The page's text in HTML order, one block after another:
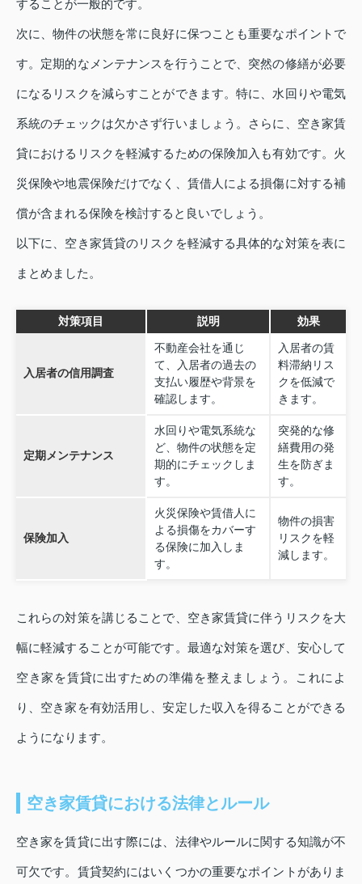
することが一般的です。
次に、物件の状態を常に良好に保つことも重要なポイントで
す。定期的なメンテナンスを行うことで、突然の修繕が必要
になるリスクを減らすことができます。特に、水回りや電気
系統のチェックは欠かさず行いましょう。さらに、空き家賃
貸におけるリスクを軽減するための保険加入も有効です。火
災保険や地震保険だけでなく、賃借人による損傷に対する補
償が含まれる保険を検討すると良いでしょう。
以下に、空き家賃貸のリスクを軽減する具体的な対策を表に
まとめました。
対策項目 説明 効果
入居者の信用調査
不動産会社を通じ
て、入居者の過去の
支払い履歴や背景を
確認します。
入居者の賃
料滞納リス
クを低減で
きます。
定期メンテナンス
水回りや電気系統な
ど、物件の状態を定
期的にチェックしま
す。
突発的な修
繕費用の発
生を防ぎま
す。
保険加入
火災保険や賃借人に
よる損傷をカバーす
る保険に加入しま
す。
物件の損害
リスクを軽
減します。
これらの対策を講じることで、空き家賃貸に伴うリスクを大
幅に軽減することが可能です。最適な対策を選び、安心して
空き家を賃貸に出すための準備を整えましょう。これによ
り、空き家を有効活用し、安定した収入を得ることができる
ようになります。
空き家賃貸における法律とルール
空き家を賃貸に出す際には、法律やルールに関する知識が不
可欠です。賃貸契約にはいくつかの重要なポイントがありま